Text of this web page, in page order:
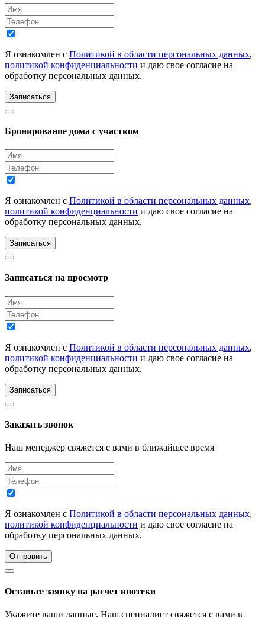
Я ознакомлен с Политикой в области персональных данных,
политикой конфиденциальности и даю свое согласие на
обработку персональных данных.
Записаться
Бронирование дома с участком
Я ознакомлен с Политикой в области персональных данных,
политикой конфиденциальности и даю свое согласие на
обработку персональных данных.
Записаться
Записаться на просмотр
Я ознакомлен с Политикой в области персональных данных,
политикой конфиденциальности и даю свое согласие на
обработку персональных данных.
Записаться
Заказать звонок
Наш менеджер свяжется с вами в ближайшее время
Я ознакомлен с Политикой в области персональных данных,
политикой конфиденциальности и даю свое согласие на
обработку персональных данных.
Отправить
Оставьте заявку на расчет ипотеки
Укажите ваши данные. Наш специалист свяжется с вами в